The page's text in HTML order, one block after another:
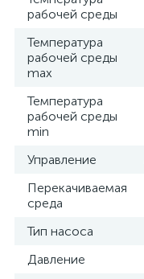
рабочей среды
Температура
рабочей среды
max
Температура
рабочей среды
min
Управление
Перекачиваемая
среда
Тип насоса
Давление